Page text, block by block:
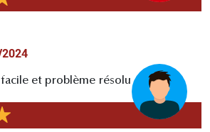
et problème résolu